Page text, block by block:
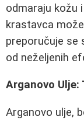
odmaraju kožu
krastavca
preporučuje se
od neželjenih
Arganovo
Arganovo ulje,